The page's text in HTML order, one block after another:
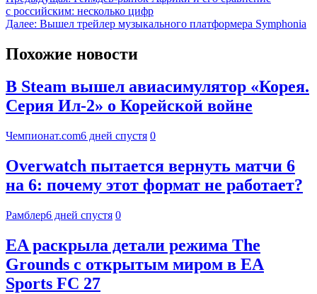
с российским: несколько цифр
Далее: Вышел трейлер музыкального платформера Symphonia
Похожие новости
В Steam вышел авиасимулятор «Корея.
Серия Ил-2» о Корейской войне
Чемпионат.com6 дней спустя 0
Overwatch пытается вернуть матчи 6
на 6: почему этот формат не работает?
Рамблер6 дней спустя 0
EA раскрыла детали режима The
Grounds с открытым миром в EA
Sports FC 27